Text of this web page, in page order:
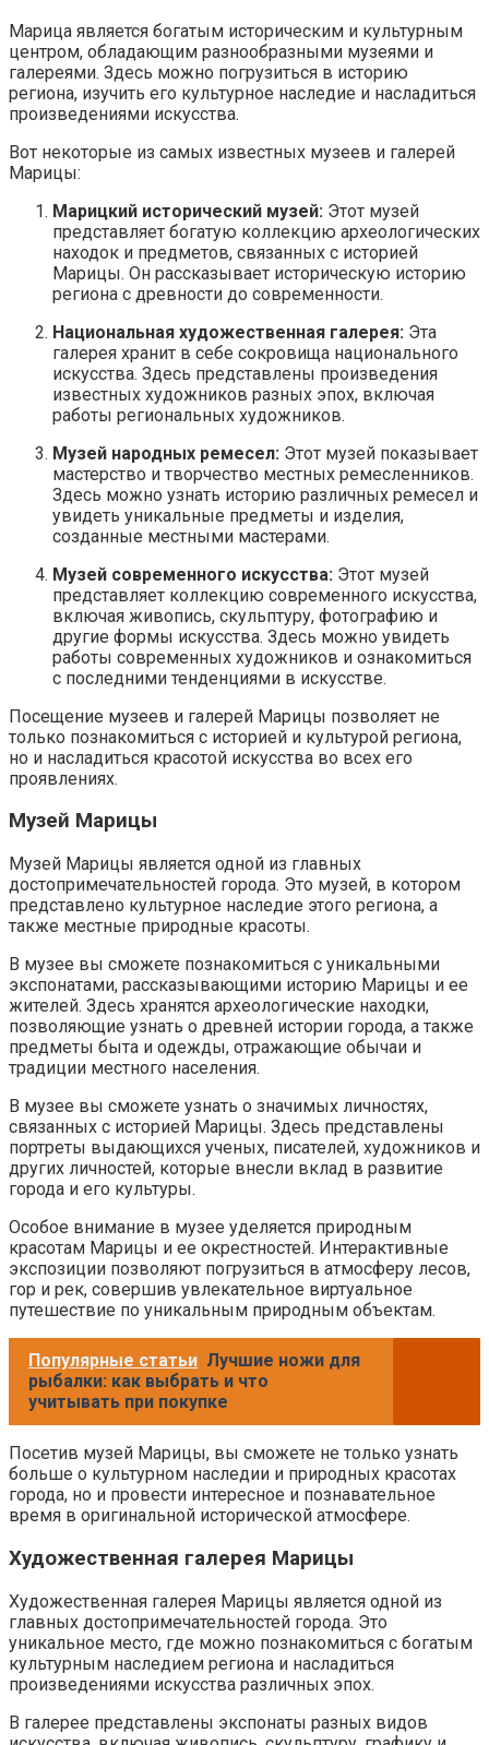
Марица является богатым историческим и культурным
центром, обладающим разнообразными музеями и
галереями. Здесь можно погрузиться в историю
региона, изучить его культурное наследие и насладиться
произведениями искусства.
Вот некоторые из самых известных музеев и галерей
Марицы:
Марицкий исторический музей: Этот музей
представляет богатую коллекцию археологических
находок и предметов, связанных с историей
Марицы. Он рассказывает историческую историю
региона с древности до современности.
Национальная художественная галерея: Эта
галерея хранит в себе сокровища национального
искусства. Здесь представлены произведения
известных художников разных эпох, включая
работы региональных художников.
Музей народных ремесел: Этот музей показывает
мастерство и творчество местных ремесленников.
Здесь можно узнать историю различных ремесел и
увидеть уникальные предметы и изделия,
созданные местными мастерами.
Музей современного искусства: Этот музей
представляет коллекцию современного искусства,
включая живопись, скульптуру, фотографию и
другие формы искусства. Здесь можно увидеть
работы современных художников и ознакомиться
с последними тенденциями в искусстве.
Посещение музеев и галерей Марицы позволяет не
только познакомиться с историей и культурой региона,
но и насладиться красотой искусства во всех его
проявлениях.
Музей Марицы
Музей Марицы является одной из главных
достопримечательностей города. Это музей, в котором
представлено культурное наследие этого региона, а
также местные природные красоты.
В музее вы сможете познакомиться с уникальными
экспонатами, рассказывающими историю Марицы и ее
жителей. Здесь хранятся археологические находки,
позволяющие узнать о древней истории города, а также
предметы быта и одежды, отражающие обычаи и
традиции местного населения.
В музее вы сможете узнать о значимых личностях,
связанных с историей Марицы. Здесь представлены
портреты выдающихся ученых, писателей, художников и
других личностей, которые внесли вклад в развитие
города и его культуры.
Особое внимание в музее уделяется природным
красотам Марицы и ее окрестностей. Интерактивные
экспозиции позволяют погрузиться в атмосферу лесов,
гор и рек, совершив увлекательное виртуальное
путешествие по уникальным природным объектам.
Популярные статьи Лучшие ножи для
рыбалки: как выбрать и что
учитывать при покупке
Посетив музей Марицы, вы сможете не только узнать
больше о культурном наследии и природных красотах
города, но и провести интересное и познавательное
время в оригинальной исторической атмосфере.
Художественная галерея Марицы
Художественная галерея Марицы является одной из
главных достопримечательностей города. Это
уникальное место, где можно познакомиться с богатым
культурным наследием региона и насладиться
произведениями искусства различных эпох.
В галерее представлены экспонаты разных видов